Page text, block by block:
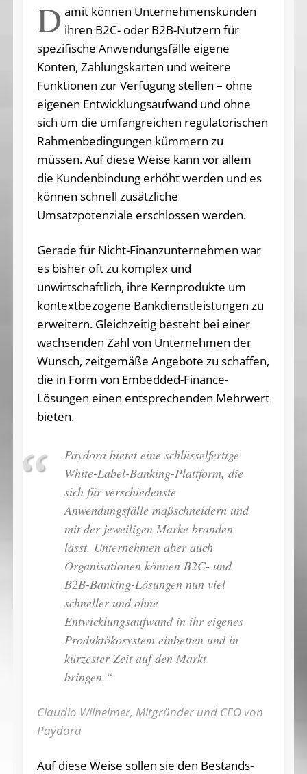
D amit können Unternehmenskunden
ihren B2C- oder B2B-Nutzern für
spezifische Anwendungsfälle eigene
Konten, Zahlungskarten und weitere
Funktionen zur Verfügung stellen – ohne
eigenen Entwicklungsaufwand und ohne
sich um die umfangreichen regulatorischen
Rahmenbedingungen kümmern zu
müssen. Auf diese Weise kann vor allem
die Kundenbindung erhöht werden und es
können schnell zusätzliche
Umsatzpotenziale erschlossen werden.
Gerade für Nicht-Finanzunternehmen war
es bisher oft zu komplex und
unwirtschaftlich, ihre Kernprodukte um
kontextbezogene Bankdienstleistungen zu
erweitern. Gleichzeitig besteht bei einer
wachsenden Zahl von Unternehmen der
Wunsch, zeitgemäße Angebote zu schaffen,
die in Form von Embedded-Finance-
Lösungen einen entsprechenden Mehrwert
bieten.
Paydora bietet eine schlüsselfertige
White-Label-Banking-Plattform, die
sich für verschiedenste
Anwendungsfälle maßschneidern und
mit der jeweiligen Marke branden
lässt. Unternehmen aber auch
Organisationen können B2C- und
B2B-Banking-Lösungen nun viel
schneller und ohne
Entwicklungsaufwand in ihr eigenes
Produktökosystem einbetten und in
kürzester Zeit auf den Markt
bringen.“
Claudio Wilhelmer, Mitgründer und CEO von
Paydora
Auf diese Weise sollen sie den Bestands-